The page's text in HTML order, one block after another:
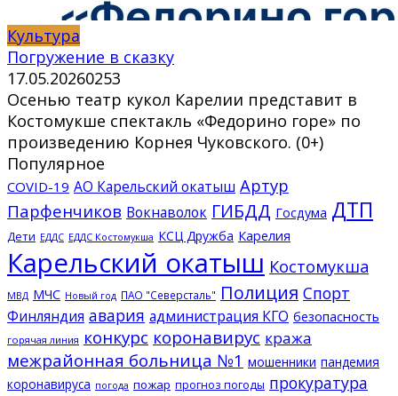
Культура
Погружение в сказку
17.05.20260253
Осенью театр кукол Карелии представит в
Костомукше спектакль «Федорино горе» по
произведению Корнея Чуковского. (0+)
Популярное
COVID-19 АО Карельский окатыш Артур
Парфенчиков Вокнаволок ГИБДД Госдума ДТП
Дети ЕДДС ЕДДС Костомукша КСЦ Дружба Карелия
Карельский окатыш Костомукша
МВД МЧС Новый год ПАО "Северсталь" Полиция Спорт
Финляндия авария администрация КГО безопасность
горячая линия конкурс коронавирус кража
межрайонная больница №1 мошенники пандемия
коронавируса погода пожар прогноз погоды прокуратура